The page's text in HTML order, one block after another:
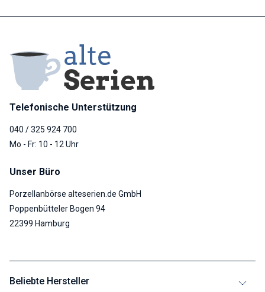
Telefonische Unterstützung
040 / 325 924 700
Mo - Fr: 10 - 12 Uhr
Unser Büro
Porzellanbörse alteserien.de GmbH
Poppenbütteler Bogen 94
22399 Hamburg
Beliebte Hersteller